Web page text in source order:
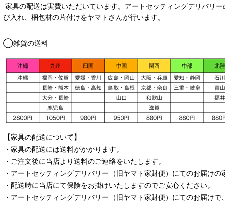
家具の配送は実費いただいています。アートセッティングデリバリ
び入れ、梱包材の片付けをヤマトさんが行います。
◯雑貨の送料
【家具の配送について】
・家具の配送には送料がかかります。
・ご注文後に当店より送料のご連絡をいたします。
・ アートセッティングデリバリー （旧ヤマト家財便） にてのお届けの
・配送時に当店にて保険をお掛けいたしますのでご安心ください。
・ アートセッティングデリバリー （旧ヤマト家財便） にてのお届けで